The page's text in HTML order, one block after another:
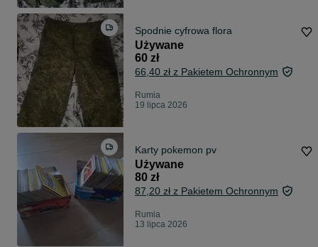
Spodnie cyfrowa flora
Używane
60 zł
66,40 zł z Pakietem Ochronnym
Rumia
19 lipca 2026
Karty pokemon pv
Używane
80 zł
87,20 zł z Pakietem Ochronnym
Rumia
13 lipca 2026